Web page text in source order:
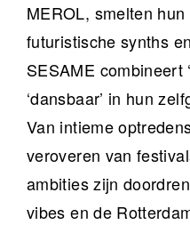
MEROL, smelten
futuristische synths
SESAME combineert
‘dansbaar’ in hun
Van intieme
veroveren van
ambities zijn
vibes en de